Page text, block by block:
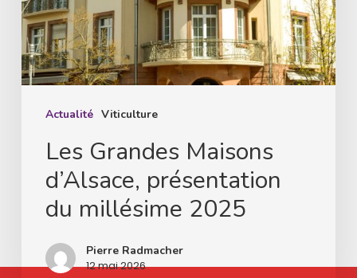
Actualité Viticulture
du
millésime
2025
Les Grandes Maisons
d’Alsace, présentation
du millésime 2025
Pierre Radmacher
12 mai 2026